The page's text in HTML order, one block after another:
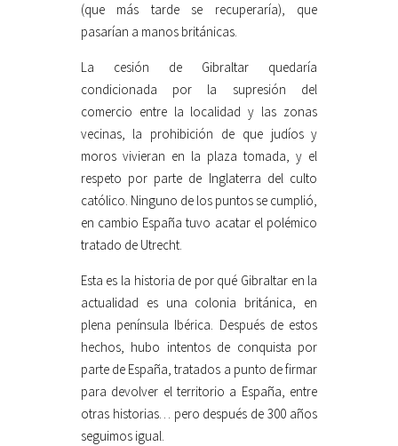
(que más tarde se recuperaría), que
pasarían a manos británicas.
La cesión de Gibraltar quedaría
condicionada por la supresión del
comercio entre la localidad y las zonas
vecinas, la prohibición de que judíos y
moros vivieran en la plaza tomada, y el
respeto por parte de Inglaterra del culto
católico. Ninguno de los puntos se cumplió,
en cambio España tuvo acatar el polémico
tratado de Utrecht.
Esta es la historia de por qué Gibraltar en la
actualidad es una colonia británica, en
plena península Ibérica. Después de estos
hechos, hubo intentos de conquista por
parte de España, tratados a punto de firmar
para devolver el territorio a España, entre
otras historias… pero después de 300 años
seguimos igual.